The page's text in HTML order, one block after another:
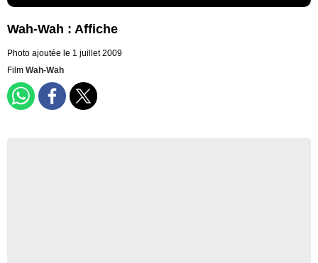
Wah-Wah : Affiche
Photo ajoutée le 1 juillet 2009
Film Wah-Wah